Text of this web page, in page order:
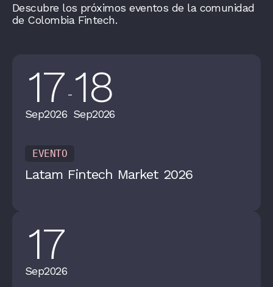
Descubre los próximos eventos de la comunidad
de Colombia Fintech.
17
Sep2026
- 18
Sep2026
EVENTO
Latam Fintech Market 2026
17
Sep2026